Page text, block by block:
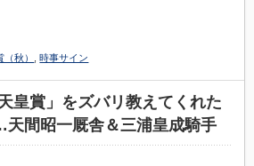
（秋） ,時事サイン
皇賞」をズバリ教えてくれた
間昭一厩舎＆三浦皇成騎手